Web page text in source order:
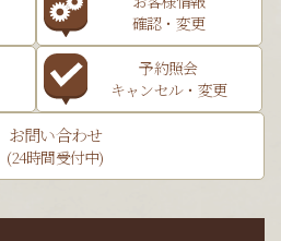
確認・変更
予約照会
キャンセル・変更
お問い合わせ
(24時間受付中)